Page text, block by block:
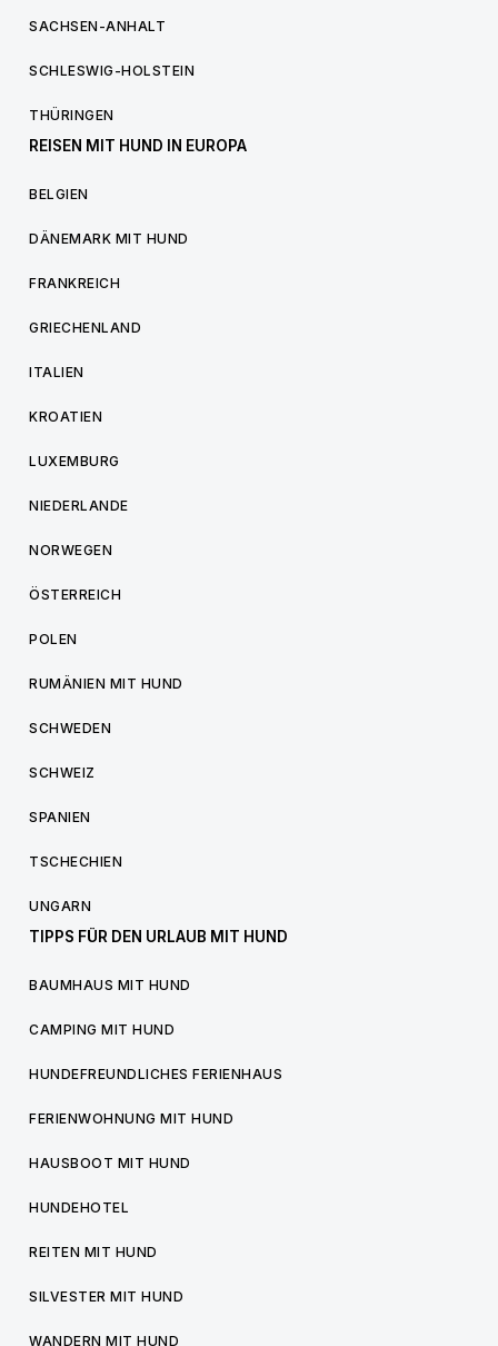
SACHSEN-ANHALT
SCHLESWIG-HOLSTEIN
THÜRINGEN
REISEN MIT HUND IN EUROPA
BELGIEN
DÄNEMARK MIT HUND
FRANKREICH
GRIECHENLAND
ITALIEN
KROATIEN
LUXEMBURG
NIEDERLANDE
NORWEGEN
ÖSTERREICH
POLEN
RUMÄNIEN MIT HUND
SCHWEDEN
SCHWEIZ
SPANIEN
TSCHECHIEN
UNGARN
TIPPS FÜR DEN URLAUB MIT HUND
BAUMHAUS MIT HUND
CAMPING MIT HUND
HUNDEFREUNDLICHES FERIENHAUS
FERIENWOHNUNG MIT HUND
HAUSBOOT MIT HUND
HUNDEHOTEL
REITEN MIT HUND
SILVESTER MIT HUND
WANDERN MIT HUND